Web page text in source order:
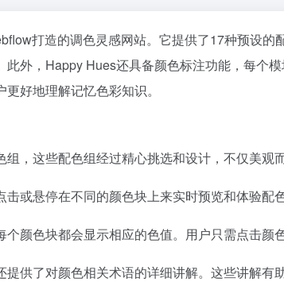
打造的调色灵感网站。它提供了17种预设
外，Happy Hues还具备颜色标注功能，每个
好地理解记忆色彩知识。
，这些配色组经过精心挑选和设计，不仅美
或悬停在不同的颜色块上来实时预览和体验
颜色块都会显示相应的色值。用户只需点击
供了对颜色相关术语的详细讲解。这些讲解有